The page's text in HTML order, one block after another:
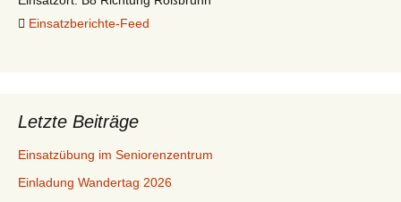
Einsatzberichte-Feed
Letzte Beiträge
Einsatzübung im Seniorenzentrum
Einladung Wandertag 2026